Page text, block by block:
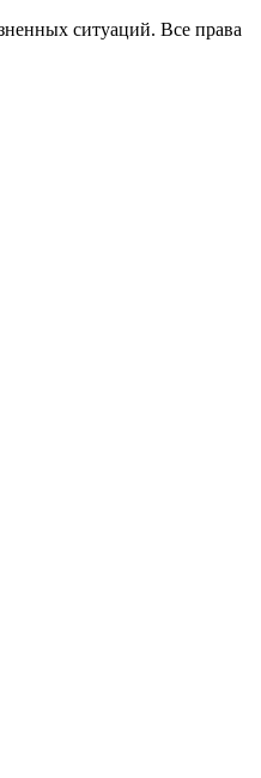
ситуаций. Все права